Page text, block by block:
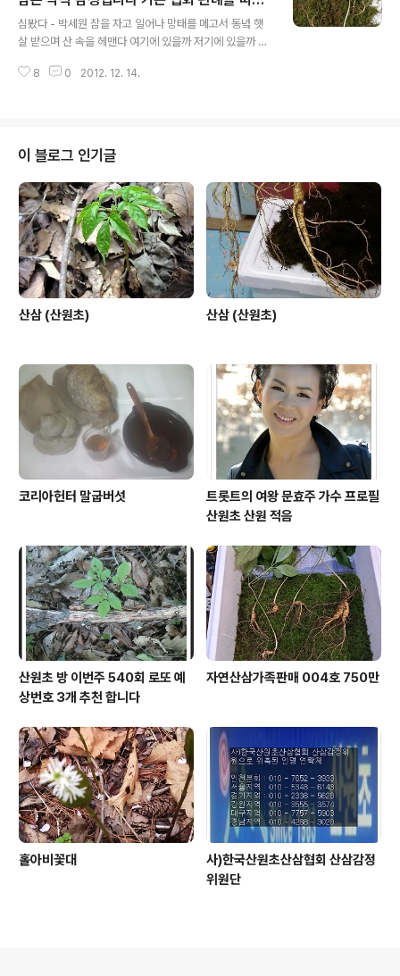
지 심봤다 심봤어 얼씨구 좋구나 지화자 좋을시구 신령님
의 도움으로 두 뿌리나 얻었으니 나도 장가 가야지 나 장가
가야지 가사 출처 : Daum뮤직 010 - 9980 - ****고객
님께서 문의하신 산삼은 약식 감정입니다 기존 협회 관례
감정 합니다<지난감정소견서>002
심봤다 - 박세원 잠을 자고 일어나 망태를 메고서 동녘 햇
살 받으며 산 속을 헤맨다 여기에 있을까 저기에 있을까 한
가야지 심봤다 심봤어 얼씨구 좋구나 지화자 좋을시구 신
만 캔다면 부모님 봉양하고 두뿌리만 캔다면 나 장가 가야
지 심봤다 심봤어 얼씨구 좋구나 지화자 좋을시구 신령님
의 도움으로 두 뿌리나 얻었으니 나도 장가 가야지 나 장가
가야지 가사 출처 : Daum뮤직 010 - 9484 - ****고객
님께서 문의하신 산삼은 약식 감정입니다 기존 협회 관례
를 따라 감정 합니다 안녕..
8 0 2012. 12. 14.
이 블로그 인기글
산삼 (산원초) 산삼 (산원초)
코리아헌터 말굽버섯
트롯트의 여왕 문효주 가수 프로필
산원초 산원 적음
산원초 방 이번주 540회 로또 예
상번호 3개 추천 합니다
자연산삼가족판매 004호 750만
홀아비꽃대
사)한국산원초산삼협회 산삼감정
위원단